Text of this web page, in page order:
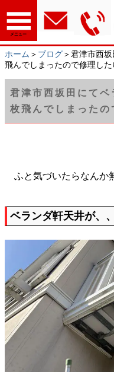
メニュー
ホーム ＞ ブログ ＞君津市西
飛んでしまったので修理した
君津市西坂田にてベ
枚飛んでしまったの
ふと気づいたらなんか
ベランダ軒天井が、、